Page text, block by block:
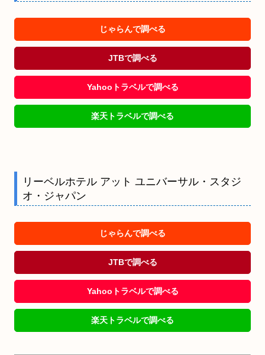
じゃらんで調べる
JTBで調べる
Yahooトラベルで調べる
楽天トラベルで調べる
リーベルホテル アット ユニバーサル・スタジ
オ・ジャパン
じゃらんで調べる
JTBで調べる
Yahooトラベルで調べる
楽天トラベルで調べる